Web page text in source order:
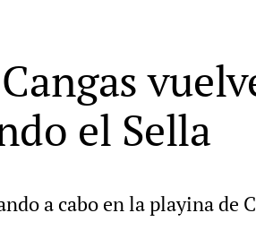
el Sella
a cabo en la playina de